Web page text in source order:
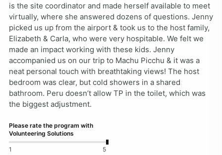
is the site coordinator and made herself available to meet
virtually, where she answered dozens of questions. Jenny
picked us up from the airport & took us to the host family,
Elizabeth & Carla, who were very hospitable. We felt we
made an impact working with these kids. Jenny
accompanied us on our trip to Machu Picchu & it was a
neat personal touch with breathtaking views! The host
bedroom was clear, but cold showers in a shared
bathroom. Peru doesn’t allow TP in the toilet, which was
the biggest adjustment.
Please rate the program with
Volunteering Solutions
1 5